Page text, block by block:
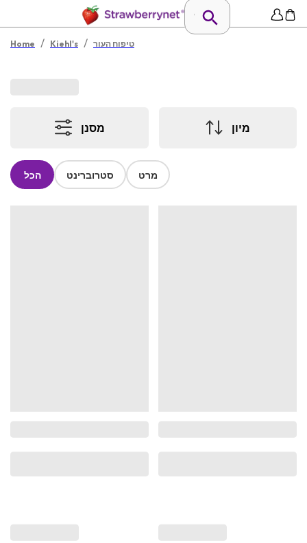
Home / Kiehl's / טיפוח העור
מסנן מיון
הכל סטרוברינט מרט